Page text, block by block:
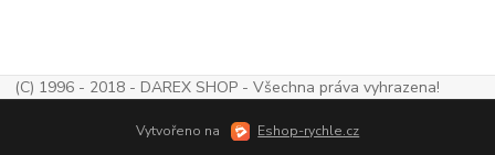
(C) 1996 - 2018 - DAREX SHOP - Všechna práva vyhrazena!
Vytvořeno na Eshop-rychle.cz